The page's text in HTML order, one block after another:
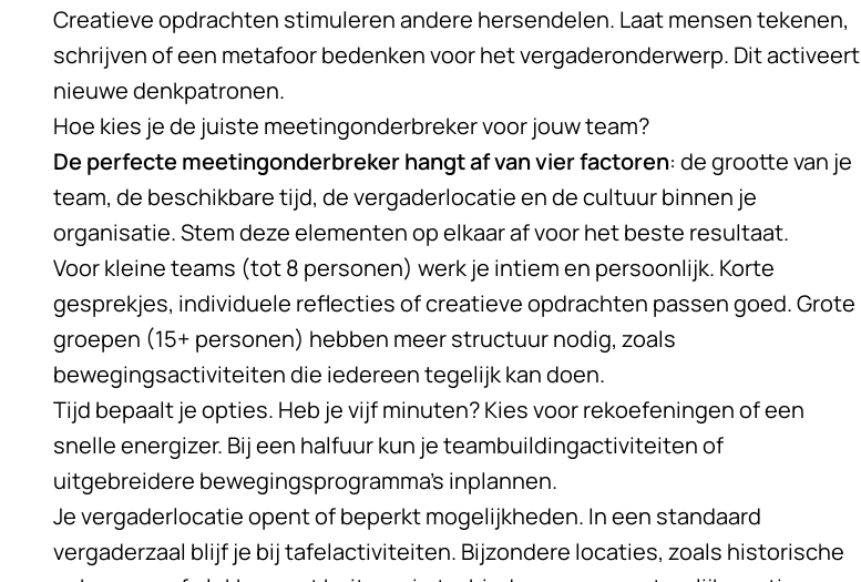
Creatieve opdrachten stimuleren andere hersendelen. Laat mensen tekenen,
schrijven of een metafoor bedenken voor het vergaderonderwerp. Dit activeert
nieuwe denkpatronen.
Hoe kies je de juiste meetingonderbreker voor jouw team?
De perfecte meetingonderbreker hangt af van vier factoren: de grootte van je
team, de beschikbare tijd, de vergaderlocatie en de cultuur binnen je
organisatie. Stem deze elementen op elkaar af voor het beste resultaat.
Voor kleine teams (tot 8 personen) werk je intiem en persoonlijk. Korte
gesprekjes, individuele reflecties of creatieve opdrachten passen goed. Grote
groepen (15+ personen) hebben meer structuur nodig, zoals
bewegingsactiviteiten die iedereen tegelijk kan doen.
Tijd bepaalt je opties. Heb je vijf minuten? Kies voor rekoefeningen of een
snelle energizer. Bij een halfuur kun je teambuildingactiviteiten of
uitgebreidere bewegingsprogramma’s inplannen.
Je vergaderlocatie opent of beperkt mogelijkheden. In een standaard
vergaderzaal blijf je bij tafelactiviteiten. Bijzondere locaties, zoals historische